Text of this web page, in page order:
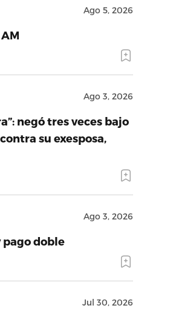
Ago 5, 2026
Ago 3, 2026
negó tres veces bajo
su exesposa,
Ago 3, 2026
pago doble
Jul 30, 2026